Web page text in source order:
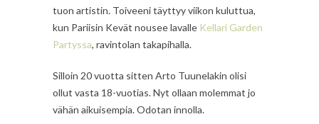
tuon artistin. Toiveeni täyttyy viikon kuluttua,
kun Pariisin Kevät nousee lavalle Kellari Garden
Partyssa, ravintolan takapihalla.
Silloin 20 vuotta sitten Arto Tuunelakin olisi
ollut vasta 18-vuotias. Nyt ollaan molemmat jo
vähän aikuisempia. Odotan innolla.